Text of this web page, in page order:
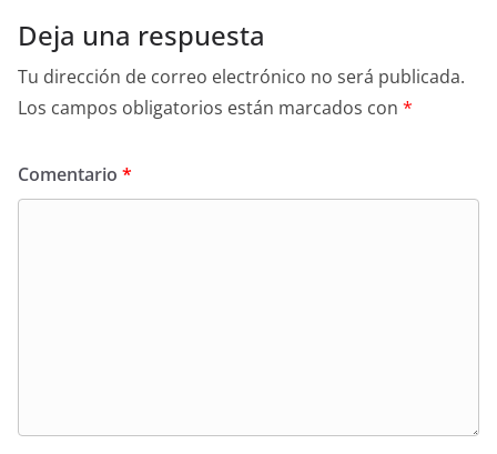
Deja una respuesta
Tu dirección de correo electrónico no será publicada.
Los campos obligatorios están marcados con *
Comentario *